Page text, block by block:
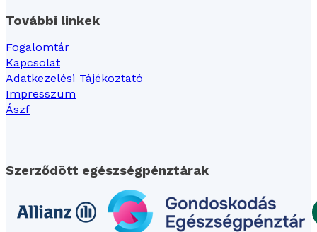
További linkek
Fogalomtár
Kapcsolat
Adatkezelési Tájékoztató
Impresszum
Ászf
Szerződött egészségpénztárak